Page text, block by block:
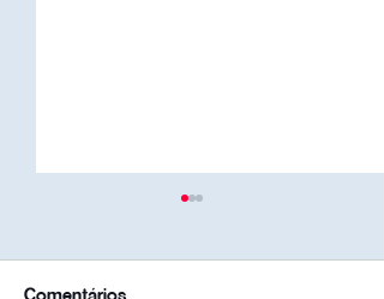
Comentários